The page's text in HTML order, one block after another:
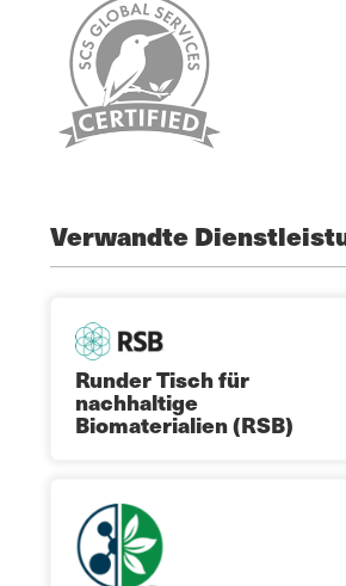
Verwandte
Runder Tisch für
nachhaltige
Biomaterialien (RSB)